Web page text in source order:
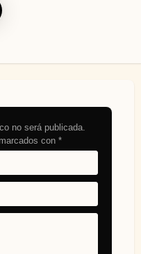
no será publicada.
con *